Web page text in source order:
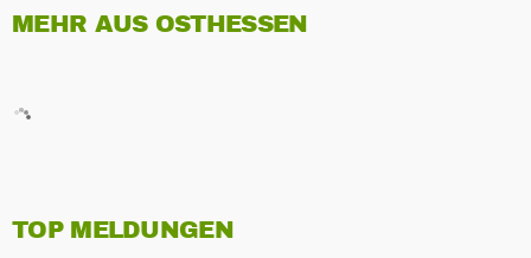
MEHR AUS OSTHESSEN
TOP MELDUNGEN